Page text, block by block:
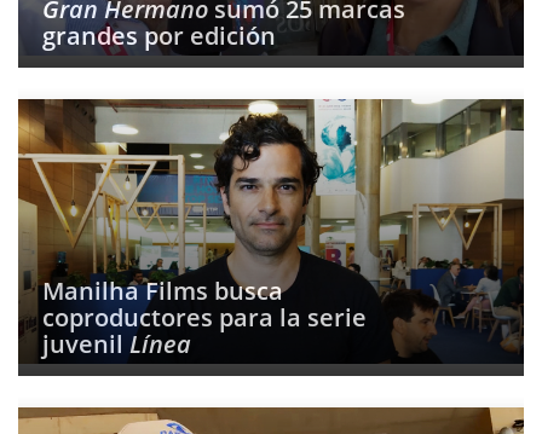
Gran Hermano sumó 25 marcas
grandes por edición
Manilha Films busca
coproductores para la serie
juvenil Línea